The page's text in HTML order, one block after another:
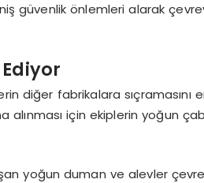
güvenlik önlemleri alarak
diğer fabrikalara sıçramasını
alınması için ekiplerin yoğun
yoğun duman ve alevler